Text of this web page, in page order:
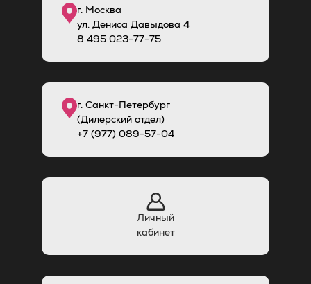
г. Москва
ул. Дениса Давыдова 4
8 495 023-77-75
г. Санкт-Петербург
(Дилерский отдел)
+7 (977) 089-57-04
Личный
кабинет